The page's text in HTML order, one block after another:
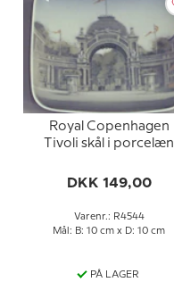
Royal Copenhagen
Tivoli skål i porcelæn
DKK 149,00
Varenr.: R4544
Mål: B: 10 cm x D: 10 cm
PÅ LAGER